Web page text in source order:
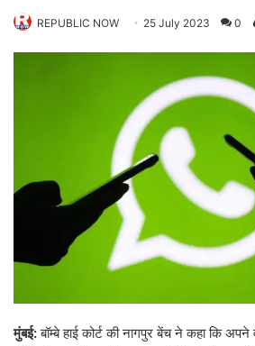
REPUBLIC NOW 25 July 2023 0
मुंबई:बॉम्बे हाई कोर्ट की नागपुर बेंच ने कहा कि